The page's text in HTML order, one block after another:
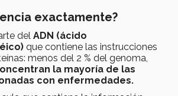
exactamente?
del ADN (ácido
que contiene las instrucciones
menos del 2 % del genoma,
la mayoría de las
con enfermedades.